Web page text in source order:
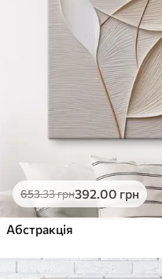
653.33грн392.00 грн
Абстракція